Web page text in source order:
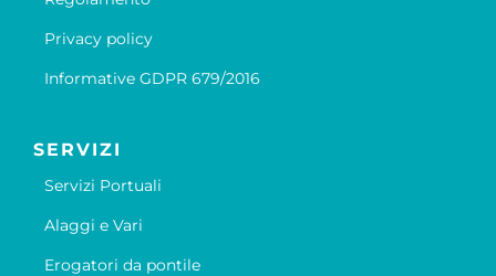
Privacy policy
Informative GDPR 679/2016
SERVIZI
Servizi Portuali
Alaggi e Vari
Erogatori da pontile